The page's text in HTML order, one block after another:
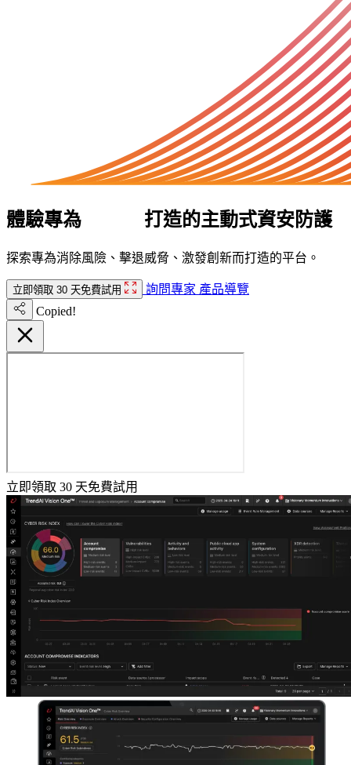
體驗專為 打造的主動式資安防護
探索專為消除風險、擊退威脅、激發創新而打造的平台。
立即領取 30 天免費試用 詢問專家 產品導覽
Copied!
立即領取 30 天免費試用